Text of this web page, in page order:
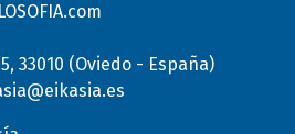
33010 (Oviedo - España)